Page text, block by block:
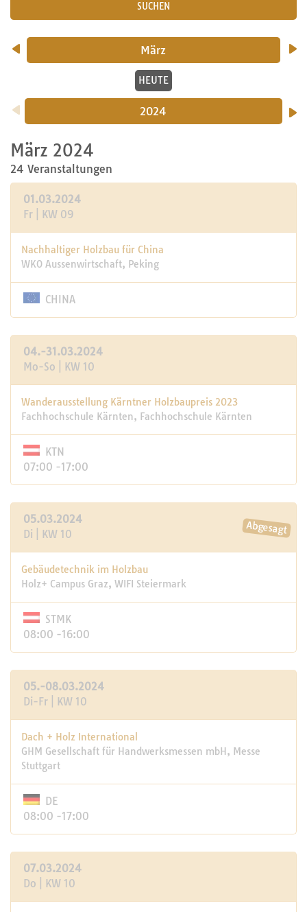
SUCHEN
März
HEUTE
2024
März 2024
24 Veranstaltungen
01.03.2024
Fr | KW 09
Nachhaltiger Holzbau für China
WKO Aussenwirtschaft, Peking
CHINA
04.-31.03.2024
Mo-So | KW 10
Wanderausstellung Kärntner Holzbaupreis 2023
Fachhochschule Kärnten, Fachhochschule Kärnten
KTN
07:00 -17:00
05.03.2024
Di | KW 10
Gebäudetechnik im Holzbau
Holz+ Campus Graz, WIFI Steiermark
STMK
08:00 -16:00
05.-08.03.2024
Di-Fr | KW 10
Dach + Holz International
GHM Gesellschaft für Handwerksmessen mbH, Messe
Stuttgart
DE
08:00 -17:00
07.03.2024
Do | KW 10